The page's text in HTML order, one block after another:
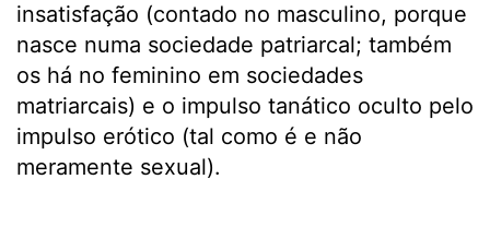
insatisfação (contado no masculino, porque
nasce numa sociedade patriarcal; também
os há no feminino em sociedades
matriarcais) e o impulso tanático oculto pelo
impulso erótico (tal como é e não
meramente sexual).